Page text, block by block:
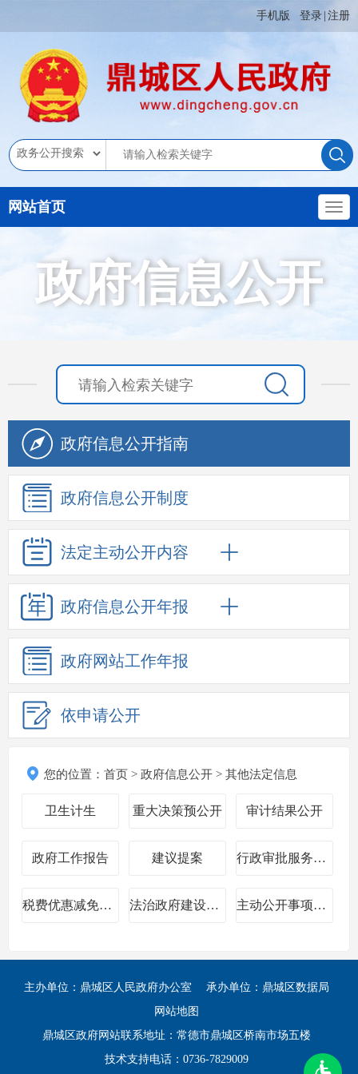
手机版 登录 注册
网站首页
政府信息公开
政府信息公开指南
政府信息公开制度
法定主动公开内容
政府信息公开年报
政府网站工作年报
依申请公开
您的位置： 首页 > 政府信息公开 > 其他法定信息
卫生计生 重大决策预公开 审计结果公开
政府工作报告 建议提案 行政审批服务信息
税费优惠减免政策 法治政府建设情况年报 主动公开事项目录
主办单位：鼎城区人民政府办公室
承办单位：鼎城区数据局
网站地图
鼎城区政府网站联系地址：常德市鼎城区桥南市场五楼
技术支持电话：0736-7829009